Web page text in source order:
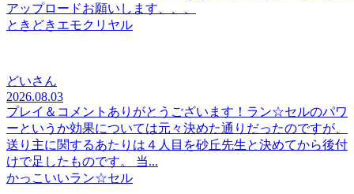
アップロードお願いします、、、
ときどきエモクリヤル
どいさん
2026.08.03
プレイ＆コメントありがとうございます！ラン☆セルのパワ
ーというか効果については元々決めた通りだったのですが、
送り主に関するあたりは４人目を砂丘先生と決めてから後付
けで足したものです。 当...
かっこいいラン☆セル